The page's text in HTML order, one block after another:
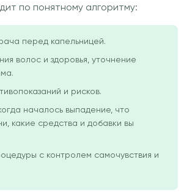
по понятному алгоритму:
перед капельницей.
волос и здоровья, уточнение
и рисков.
началось выпадение, что
какие средства и добавки вы
с контролем самочувствия и